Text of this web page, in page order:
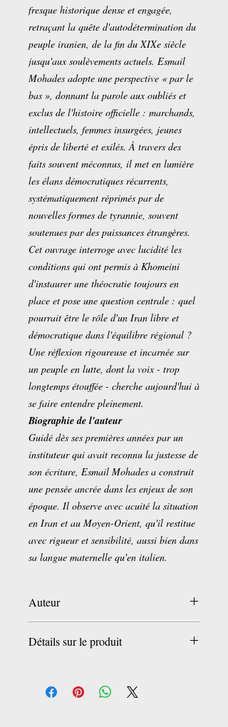
fresque historique dense et engagée,
retraçant la quête d'autodétermination du
peuple iranien, de la fin du XIXe siècle
jusqu'aux soulèvements actuels. Esmail
Mohades adopte une perspective « par le
bas », donnant la parole aux oubliés et
exclus de l'histoire officielle : marchands,
intellectuels, femmes insurgées, jeunes
épris de liberté et exilés. À travers des
faits souvent méconnus, il met en lumière
les élans démocratiques récurrents,
systématiquement réprimés par de
nouvelles formes de tyrannie, souvent
soutenues par des puissances étrangères.
Cet ouvrage interroge avec lucidité les
conditions qui ont permis à Khomeini
d'instaurer une théocratie toujours en
place et pose une question centrale : quel
pourrait être le rôle d'un Iran libre et
démocratique dans l'équilibre régional ?
Une réflexion rigoureuse et incarnée sur
un peuple en lutte, dont la voix - trop
longtemps étouffée - cherche aujourd'hui à
se faire entendre pleinement.
Biographie de l'auteur
Guidé dès ses premières années par un
instituteur qui avait reconnu la justesse de
son écriture, Esmail Mohades a construit
une pensée ancrée dans les enjeux de son
époque. Il observe avec acuité la situation
en Iran et au Moyen-Orient, qu'il restitue
avec rigueur et sensibilité, aussi bien dans
sa langue maternelle qu'en italien.
Auteur
Détails sur le produit
‎ 20 juillet 2025
Langue : ‎ Française